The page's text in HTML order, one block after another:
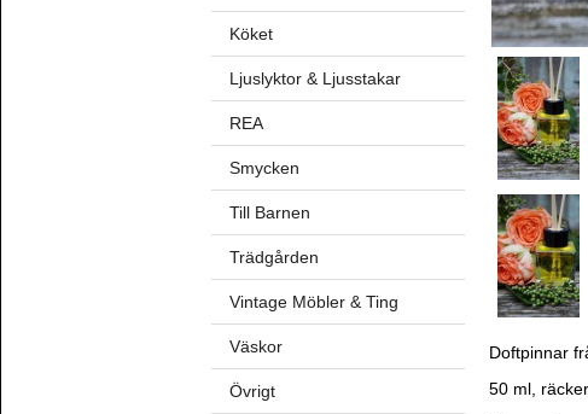
Köket
Ljuslyktor & Ljusstakar
REA
Smycken
Till Barnen
Trädgården
Vintage Möbler & Ting
Väskor
Övrigt
Doftpinnar
50 ml,